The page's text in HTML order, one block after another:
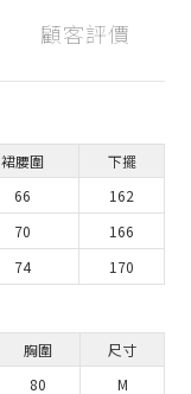
顧客評價
裙腰圍
下擺
66
162
70
166
74 170
胸圍
尺寸
80 M